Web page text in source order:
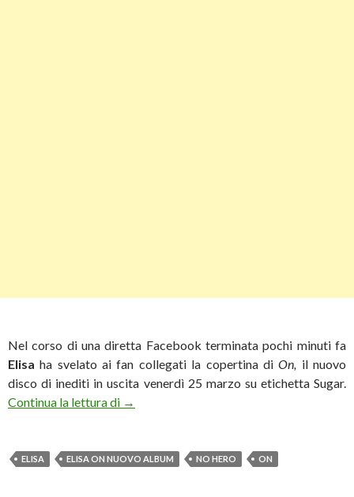
Nel corso di una diretta Facebook terminata pochi minuti fa
Elisaha svelato ai fan collegati la copertina diOn, il nuovo
disco di inediti in uscita venerdì 25 marzo su etichetta Sugar.
Continua la lettura di
Elisa svela la copertina di “On”
→
ELISA ELISA ON NUOVO ALBUM NO HERO ON